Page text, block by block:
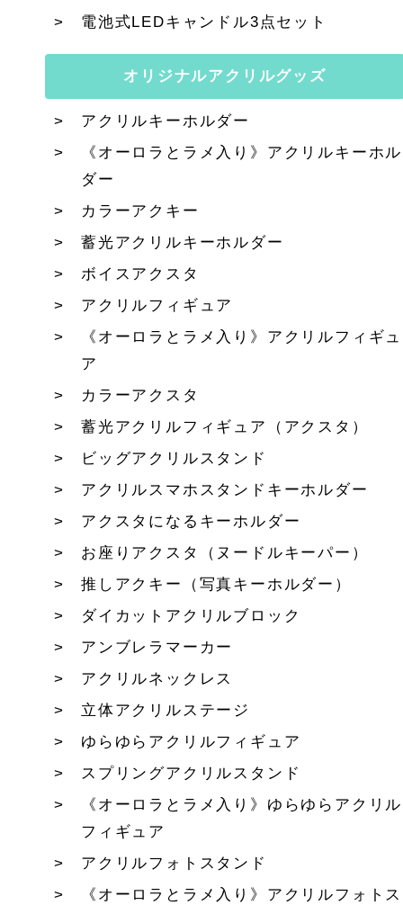
電池式LEDキャンドル3点セット
オリジナルアクリルグッズ
アクリルキーホルダー
《オーロラとラメ入り》アクリルキーホル
ダー
カラーアクキー
蓄光アクリルキーホルダー
ボイスアクスタ
アクリルフィギュア
《オーロラとラメ入り》アクリルフィギュ
ア
カラーアクスタ
蓄光アクリルフィギュア（アクスタ）
ビッグアクリルスタンド
アクリルスマホスタンドキーホルダー
アクスタになるキーホルダー
お座りアクスタ（ヌードルキーパー）
推しアクキー（写真キーホルダー）
ダイカットアクリルブロック
アンブレラマーカー
アクリルネックレス
立体アクリルステージ
ゆらゆらアクリルフィギュア
スプリングアクリルスタンド
《オーロラとラメ入り》ゆらゆらアクリル
フィギュア
アクリルフォトスタンド
《オーロラとラメ入り》アクリルフォトス